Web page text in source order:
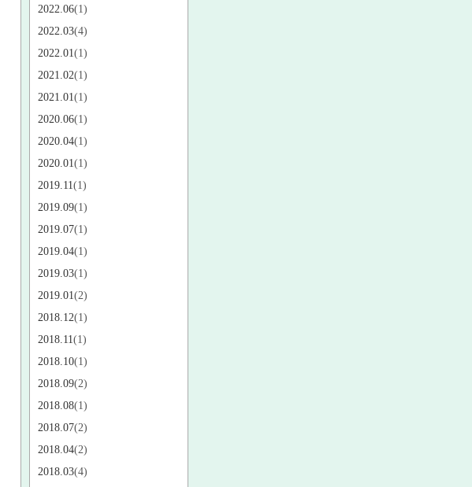
2022.06(1)
2022.03(4)
2022.01(1)
2021.02(1)
2021.01(1)
2020.06(1)
2020.04(1)
2020.01(1)
2019.11(1)
2019.09(1)
2019.07(1)
2019.04(1)
2019.03(1)
2019.01(2)
2018.12(1)
2018.11(1)
2018.10(1)
2018.09(2)
2018.08(1)
2018.07(2)
2018.04(2)
2018.03(4)